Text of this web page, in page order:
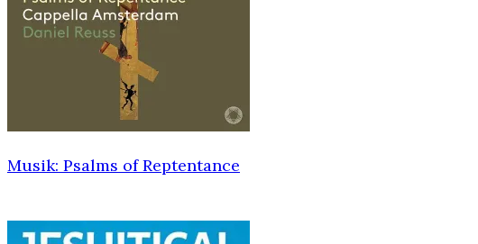
Musik: Psalms of Reptentance